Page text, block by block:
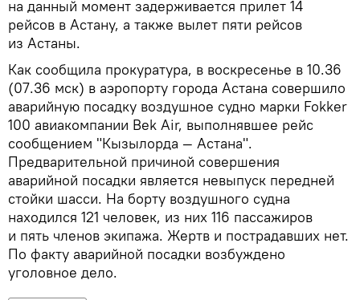
на данный момент задерживается прилет 14
рейсов в Астану, а также вылет пяти рейсов
из Астаны.
Как сообщила прокуратура, в воскресенье в 10.36
(07.36 мск) в аэропорту города Астана совершило
аварийную посадку воздушное судно марки Fokker
100 авиакомпании Bek Air, выполнявшее рейс
сообщением "Кызылорда — Астана".
Предварительной причиной совершения
аварийной посадки является невыпуск передней
стойки шасси. На борту воздушного судна
находился 121 человек, из них 116 пассажиров
и пять членов экипажа. Жертв и пострадавших нет.
По факту аварийной посадки возбуждено
уголовное дело.